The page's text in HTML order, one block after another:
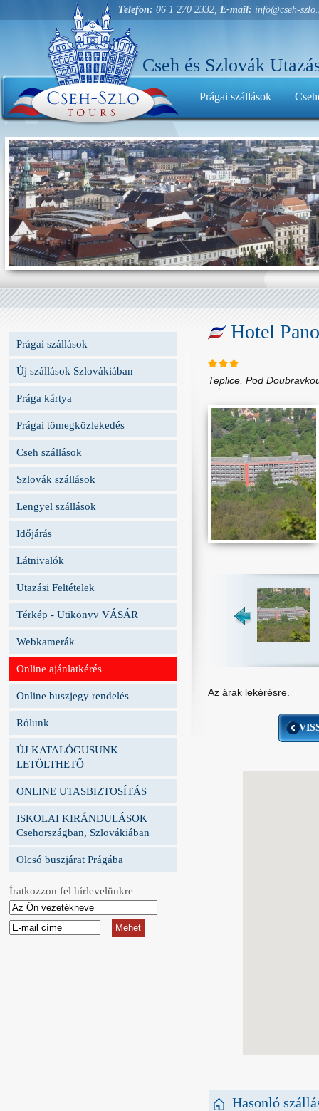
Telefon: 06 1 270 2332, E-mail: info@cseh-
Cseh és Szlovák
Prágai szállások
Prágai szállások
Új szállások Szlovákiában
Prága kártya
Prágai tömegközlekedés
Cseh szállások
Szlovák szállások
Lengyel szállások
Időjárás
Látnivalók
Utazási Feltételek
Térkép - Utikönyv VÁSÁR
Webkamerák
Online ajánlatkérés
Online buszjegy rendelés
Rólunk
ÚJ KATALÓGUSUNK
LETÖLTHETŐ
ONLINE UTASBIZTOSÍTÁS
ISKOLAI KIRÁNDULÁSOK
Csehországban, Szlovákiában
Olcsó buszjárat Prágába
Íratkozzon fel hírlevelünkre
Hotel
Teplice, Pod
Az árak lekérésre.
Hasonló